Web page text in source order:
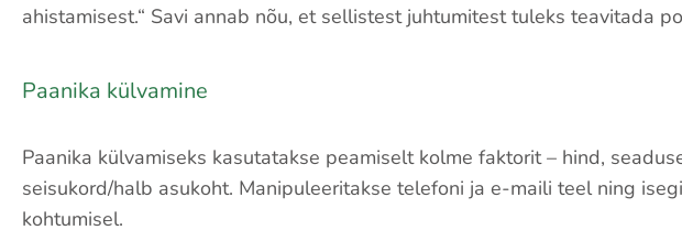
ahistamisest.“ Savi annab nõu, et sellistest juhtumitest tuleks teavitada
Paanika külvamine
Paanika külvamiseks kasutatakse peamiselt kolme faktorit – hind,
seisukord/halb asukoht. Manipuleeritakse telefoni ja e-maili teel ning
kohtumisel.